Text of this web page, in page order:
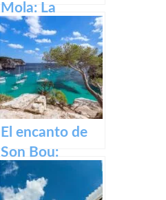
Mola: La
Fortaleza de
Menorca
El encanto de
Son Bou:
descubre la
belleza de